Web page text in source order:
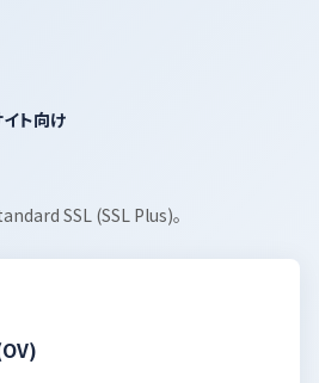
ト向け
SSL (SSL Plus)。